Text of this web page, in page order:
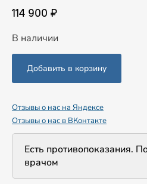
114 900 ₽
В наличии
Отзывы о нас на Яндексе
Отзывы о нас в ВКонтакте
Есть противопоказания.
врачом